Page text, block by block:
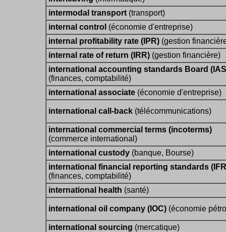
intermodal transport (transport)
internal control (économie d'entreprise)
internal profitability rate (IPR) (gestion
internal rate of return (IRR) (gestion financière)
international accounting standards Board
(finances, comptabilité)
international associate (économie d'entreprise)
international call-back (télécommunications)
international commercial terms (incoterms)
(commerce international)
international custody (banque, Bourse)
international financial reporting standards
(finances, comptabilité)
international health (santé)
international oil company (IOC) (économie
international sourcing (mercatique)